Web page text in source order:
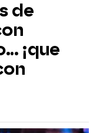
de
¡que